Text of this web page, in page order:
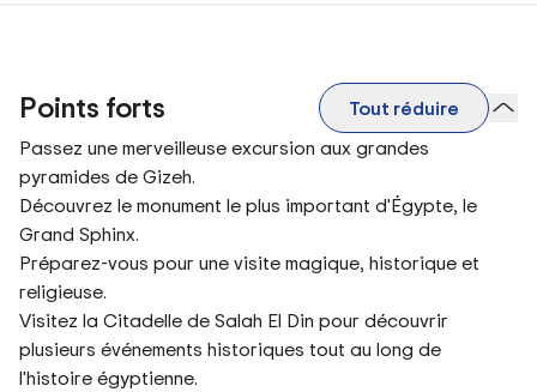
Points forts
Tout réduire
Passez une merveilleuse excursion aux grandes
pyramides de Gizeh.
Découvrez le monument le plus important d'Égypte, le
Grand Sphinx.
Préparez-vous pour une visite magique, historique et
religieuse.
Visitez la Citadelle de Salah El Din pour découvrir
plusieurs événements historiques tout au long de
l'histoire égyptienne.